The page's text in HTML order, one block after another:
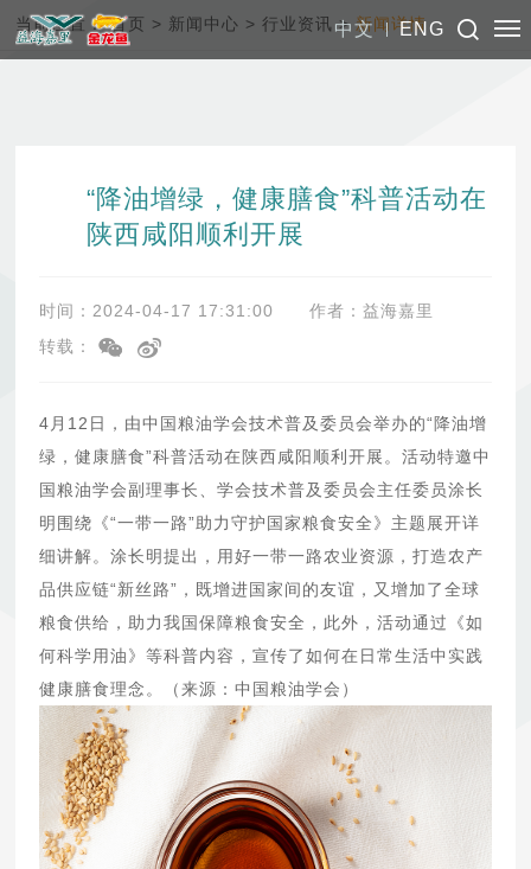
中文 ENG
当前位置：首页 > 新闻中心 > 行业资讯 > 新闻详情
“降油增绿，健康膳食”科普活动在
陕西咸阳顺利开展
时间：2024-04-17 17:31:00
作者：益海嘉里
转载：
4月12日，由中国粮油学会技术普及委员会举办的“降油增
绿，健康膳食”科普活动在陕西咸阳顺利开展。活动特邀中
国粮油学会副理事长、学会技术普及委员会主任委员涂长
明围绕《“一带一路”助力守护国家粮食安全》主题展开详
细讲解。涂长明提出，用好一带一路农业资源，打造农产
品供应链“新丝路”，既增进国家间的友谊，又增加了全球
粮食供给，助力我国保障粮食安全，此外，活动通过《如
何科学用油》等科普内容，宣传了如何在日常生活中实践
健康膳食理念。（来源：中国粮油学会）